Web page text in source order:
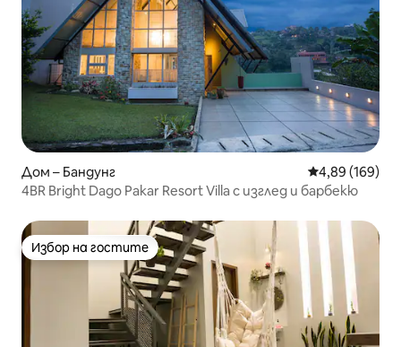
Дом – Бандунг Средна
4,89 (169)
4BR Bright Dago Pakar Resort Villa с изглед и барбекю
Избор на гостите
Избор на гостите